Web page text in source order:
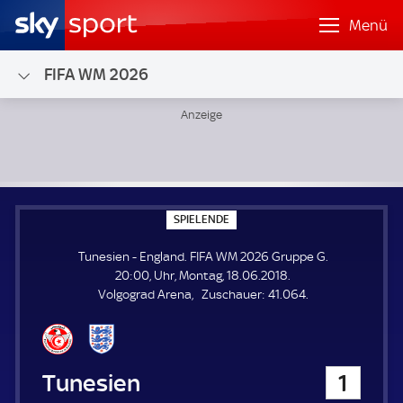
Menü
FIFA WM 2026
SPIELENDE
P
E
L
E
N
Tunesien - England. FIFA WM 2026 Gruppe G.
20:00, Uhr, Montag, 18.06.2018.
Volgograd Arena
Zuschauer: Z
41.064.
Tunesien 1